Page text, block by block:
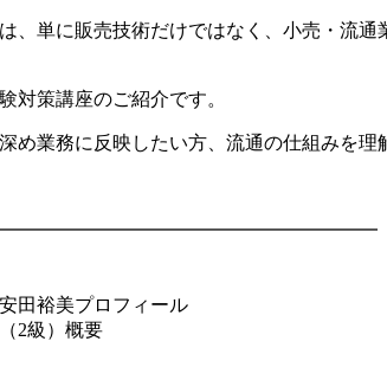
、単に販売技術だけではなく、小売・流
対策講座のご紹介です。
め業務に反映したい方、流通の仕組みを理
田裕美プロフィール
2級）概要